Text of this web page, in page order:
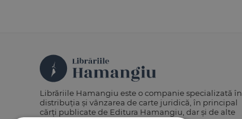
Librăriile Hamangiu este o companie specializată în
distribuția și vânzarea de carte juridică, în principal
cărți publicate de Editura Hamangiu, dar și de alte